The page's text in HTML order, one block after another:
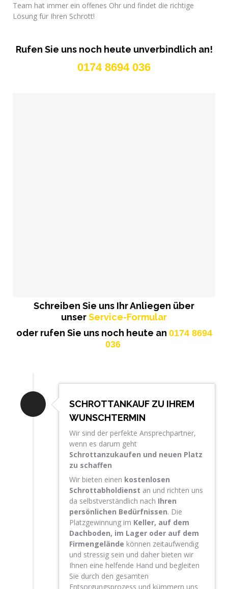
Team hat immer ein offenes Ohr und findet die richtige
Lösung für Ihren Schrott!
Rufen Sie uns noch heute unverbindlich an!
0174 8694 036
Schreiben Sie uns Ihr Anliegen über
unserService-Formular
oder rufen Sie uns noch heute an 0174 8694
036
SCHROTTANKAUF ZU IHREM
WUNSCHTERMIN
Wir sind der perfekte Ansprechpartner,
wenn es darum geht
Schrottanzukaufen und neuen Platz
zu schaffen
Wir bieten einen kostenlosen
Schrottabholdienst an und richten uns
da selbstverständlich nach Ihren
persönlichen Bedürfnissen. Die
Platzgewinnung im Keller, auf dem
Dachboden, im Lager oder auf dem
Firmengelände können zeitaufwendig
und stressig sein und daher bieten wir
Ihnen eine helfende Hand und begleiten
Sie durch den gesamten
Entsorgungsprozess und kümmern uns